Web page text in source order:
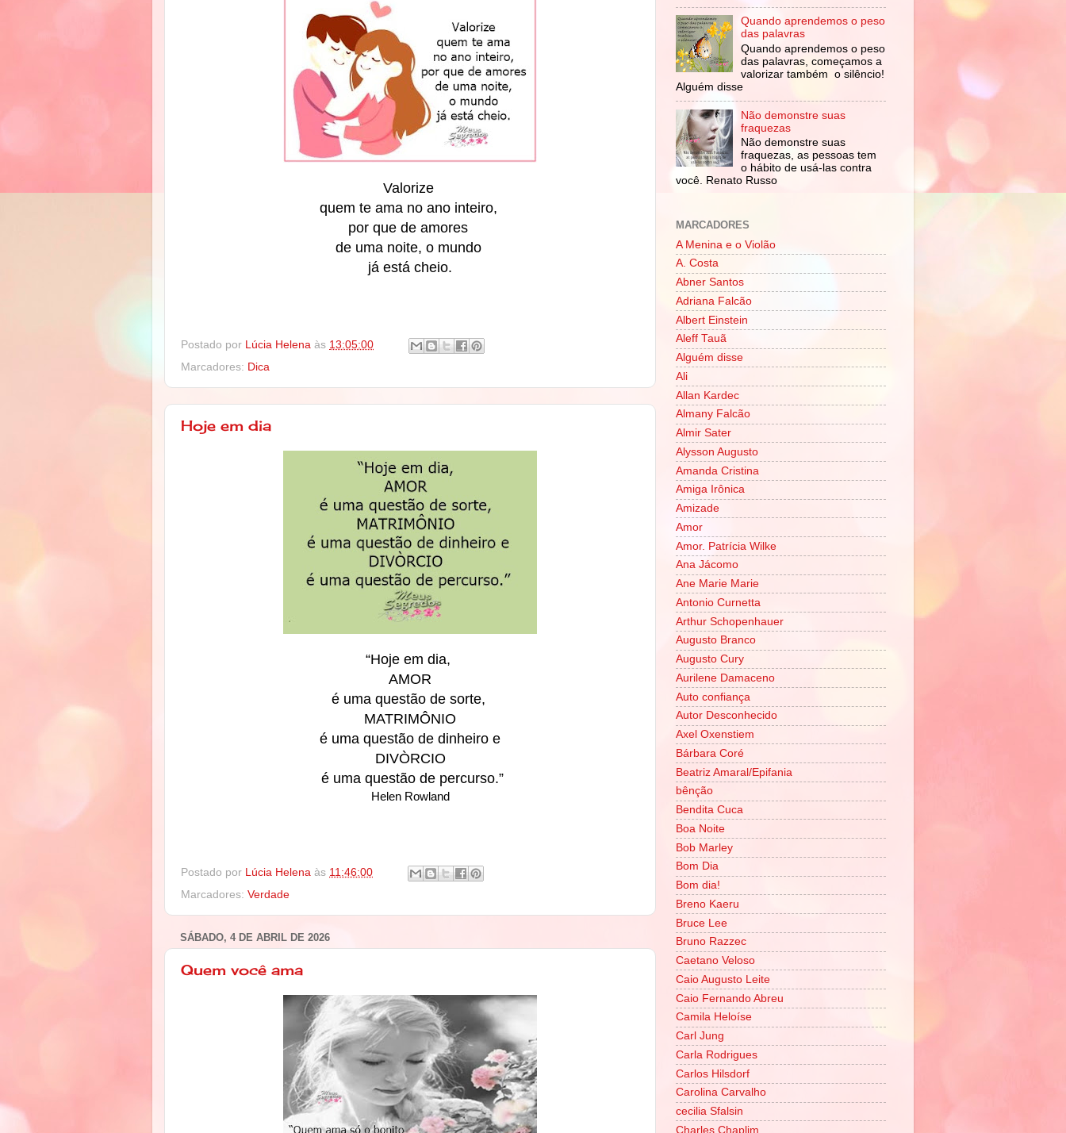
Valorize
quem te ama no ano inteiro,
por que de amores
de uma noite, o mundo
já está cheio.
Postado por Lúcia Helena às 13:05:00
Marcadores: Dica
Hoje em dia
“Hoje em dia,
AMOR
é uma questão de sorte,
MATRIMÔNIO
é uma questão de dinheiro e
DIVÒRCIO
é uma questão de percurso.”
Helen Rowland
Postado por Lúcia Helena às 11:46:00
Marcadores: Verdade
SÁBADO, 4 DE ABRIL DE 2026
Quem você ama
Quando aprendemos o peso
das palavras
Quando aprendemos o peso
das palavras, começamos a
valorizar também o silêncio!
Alguém disse
Não demonstre suas
fraquezas
Não demonstre suas
fraquezas, as pessoas tem
o hábito de usá-las contra
você. Renato Russo
MARCADORES
A Menina e o Violão
A. Costa
Abner Santos
Adriana Falcão
Albert Einstein
Aleff Tauã
Alguém disse
Ali
Allan Kardec
Almany Falcão
Almir Sater
Alysson Augusto
Amanda Cristina
Amiga Irônica
Amizade
Amor
Amor. Patrícia Wilke
Ana Jácomo
Ane Marie Marie
Antonio Curnetta
Arthur Schopenhauer
Augusto Branco
Augusto Cury
Aurilene Damaceno
Auto confiança
Autor Desconhecido
Axel Oxenstiem
Bárbara Coré
Beatriz Amaral/Epifania
bênção
Bendita Cuca
Boa Noite
Bob Marley
Bom Dia
Bom dia!
Breno Kaeru
Bruce Lee
Bruno Razzec
Caetano Veloso
Caio Augusto Leite
Caio Fernando Abreu
Camila Heloíse
Carl Jung
Carla Rodrigues
Carlos Hilsdorf
Carolina Carvalho
cecilia Sfalsin
Charles Chaplim